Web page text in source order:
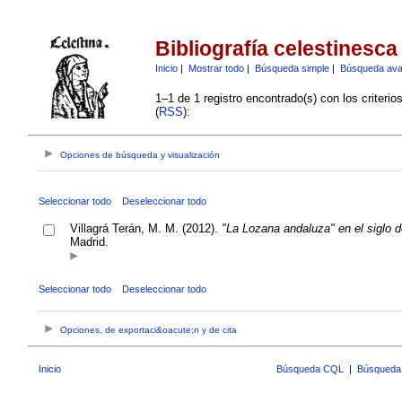
Bibliografía celestinesca
Inicio| Mostrar todo| Búsqueda simple| Búsqueda
1–1 de 1 registro encontrado(s) con los
(RSS):
Opciones de búsqueda y visualización
Seleccionar todo Deseleccionar todo
Villagrá Terán, M. M. (2012). "La Lozana andaluza" en el siglo
Madrid.
Seleccionar todo Deseleccionar todo
Opciones, de exportaci&oacute;n y de cita
Inicio Búsqueda CQL |